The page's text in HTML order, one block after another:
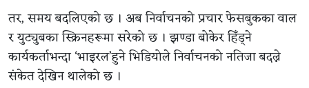
तर, समय बदलिएको छ । अब निर्वाचनको प्रचार फेसबुकका वाल
र युट्युबका स्क्रिनहरूमा सरेको छ । झण्डा बोकेर हिँड्ने
कार्यकर्ताभन्दा ‘भाइरल’हुने भिडियोले निर्वाचनको नतिजा बदल्ने
संकेत देखिन थालेको छ ।